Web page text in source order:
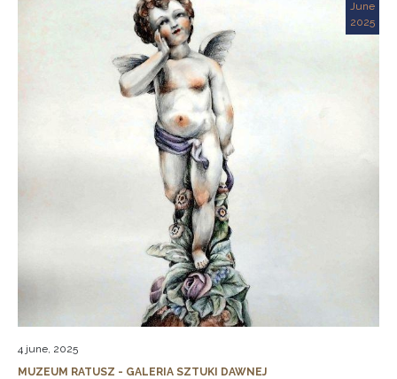
June
2025
4 june, 2025
MUZEUM RATUSZ - GALERIA SZTUKI DAWNEJ